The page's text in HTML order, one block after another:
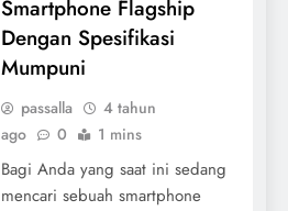
Smartphone Flagship
Dengan Spesifikasi
Mumpuni
passalla
4 tahun
ago
0 1 mins
Bagi Anda yang saat ini sedang
mencari sebuah smartphone